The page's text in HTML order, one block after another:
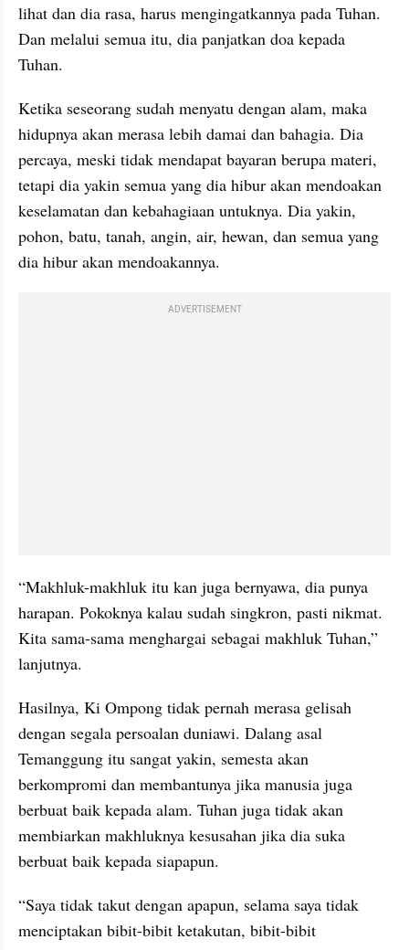
lihat dan dia rasa, harus mengingatkannya pada Tuhan.
Dan melalui semua itu, dia panjatkan doa kepada
Tuhan.
Ketika seseorang sudah menyatu dengan alam, maka
hidupnya akan merasa lebih damai dan bahagia. Dia
percaya, meski tidak mendapat bayaran berupa materi,
tetapi dia yakin semua yang dia hibur akan mendoakan
keselamatan dan kebahagiaan untuknya. Dia yakin,
pohon, batu, tanah, angin, air, hewan, dan semua yang
dia hibur akan mendoakannya.
ADVERTISEMENT
“Makhluk-makhluk itu kan juga bernyawa, dia punya
harapan. Pokoknya kalau sudah singkron, pasti nikmat.
Kita sama-sama menghargai sebagai makhluk Tuhan,”
lanjutnya.
Hasilnya, Ki Ompong tidak pernah merasa gelisah
dengan segala persoalan duniawi. Dalang asal
Temanggung itu sangat yakin, semesta akan
berkompromi dan membantunya jika manusia juga
berbuat baik kepada alam. Tuhan juga tidak akan
membiarkan makhluknya kesusahan jika dia suka
berbuat baik kepada siapapun.
“Saya tidak takut dengan apapun, selama saya tidak
menciptakan bibit-bibit ketakutan, bibit-bibit